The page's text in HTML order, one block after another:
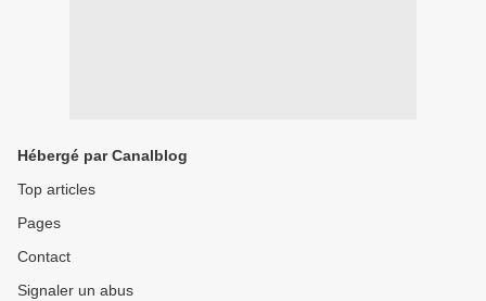
Hébergé par Canalblog
Top articles
Pages
Contact
Signaler un abus